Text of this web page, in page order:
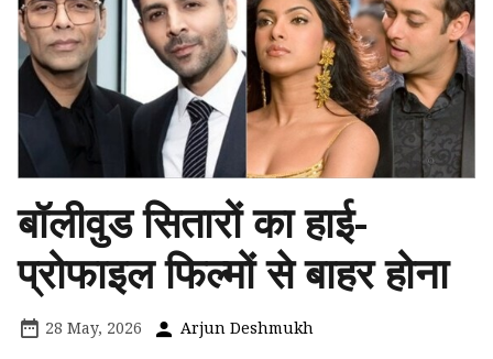
बॉलीवुड सितारों का हाई-
प्रोफाइल फिल्मों से बाहर होना
28 May, 2026 Arjun Deshmukh